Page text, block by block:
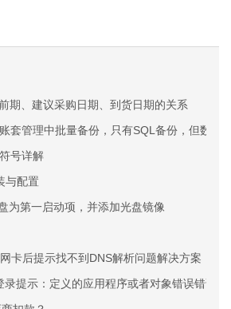
期、建议采购日期、到货日期的关系
套管理中批量备份，只有SQL备份，但数
号详解
与配置
为第一启动项，并添加光盘镜像
卡后提示找不到DNS解析问题解决方案
录提示：定义的应用程序或者对象错误错误